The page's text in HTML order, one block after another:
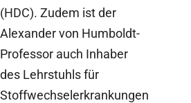
(HDC). Zudem ist der
Alexander von Humboldt-
Professor auch Inhaber
des Lehrstuhls für
Stoffwechselerkrankungen